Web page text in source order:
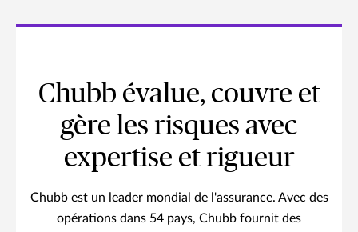
Chubb évalue, couvre et
gère les risques avec
expertise et rigueur
Chubb est un leader mondial de l'assurance. Avec des
opérations dans 54 pays, Chubb fournit des